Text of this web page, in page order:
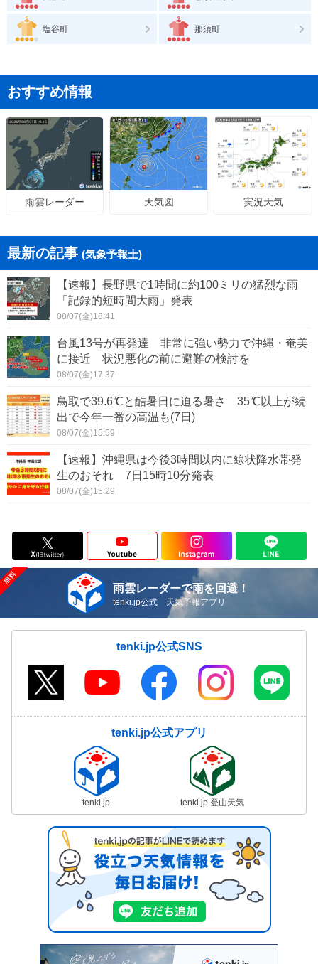
塩谷町 那須町
おすすめ情報
雨雲レーダー 天気図 実況天気
最新の記事 (気象予報士)
【速報】長野県で1時間に約100ミリの猛烈な雨
「記録的短時間大雨」発表
08/07(金)18:41
台風13号が再発達 非常に強い勢力で沖縄・奄美
に接近 状況悪化の前に避難の検討を
08/07(金)17:37
鳥取で39.6℃と酷暑日に迫る暑さ 35℃以上が続
出で今年一番の高温も(7日)
08/07(金)15:59
【速報】沖縄県は今後3時間以内に線状降水帯発
生のおそれ 7日15時10分発表
08/07(金)15:29
雨雲レーダーで雨を回避！
tenki.jp公式 天気予報アプリ
tenki.jp公式SNS
tenki.jp公式アプリ
tenki.jp tenki.jp 登山天気